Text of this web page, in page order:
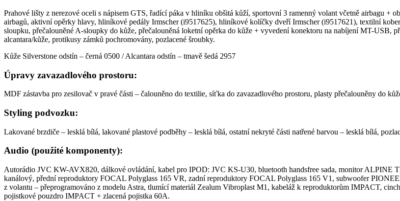
Prahové lišty z nerezové oceli s nápisem GTS, řadící páka v hliníku obšitá kůží, sportovní 3 ramenný volant včetně airbagu +
airbagů, aktivní opěrky hlavy, hliníkové pedály Irmscher (i9517625), hliníkové kolíčky dveří Irmscher (i9517621), textilní
sloupku, přečalouněné A-sloupky do kůže, přečalouněná loketní opěrka do kůže + vyvedení konektoru na nabíjení MT-USB,
alcantara/kůže, protikusy zámků pochromovány, pozlacené šroubky.
Kůže Silverstone odstín – černá 0500 / Alcantara odstín – tmavě šedá 2957
Úpravy zavazadlového prostoru:
MDF zástavba pro zesilovač v pravé části – čalouněno do textilie, síťka do zavazadlového prostoru, plasty přečalouněny do
Styling podvozku:
Lakované brzdiče – lesklá bílá, lakované plastové podběhy – lesklá bílá, ostatní nekryté části natřené barvou – lesklá bílá,
Audio (použité komponenty):
Autorádio JVC KW-AVX820, dálkové ovládání, kabel pro IPOD: JVC KS-U30, bluetooth handsfree sada, monitor
kanálový, přední reproduktory FOCAL Polyglass 165 VR, zadní reproduktory FOCAL Polyglass 165 V1, subwoofer
z volantu – přeprogramováno z modelu Astra, tlumící materiál Zealum Vibroplast M1, kabeláž k reproduktorům IMPACT,
pojistkové pouzdro IMPACT + zlacená pojistka 60A.